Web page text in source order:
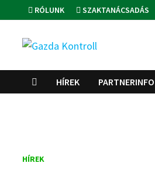
to
content
RÓLUNK SZAKTANÁCSADÁS
HÍREK PARTNERINFO
HÍREK